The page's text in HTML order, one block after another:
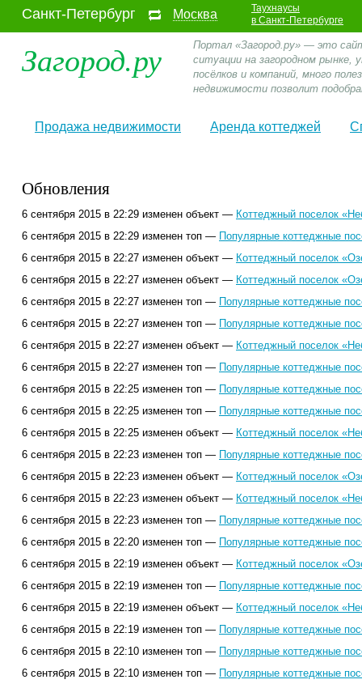
Санкт-Петербург Москва
Таухнаусы
в Санкт-Петербурге
Загород.ру
Портал «Загород.ру» — это
ситуации на загородном
посёлков и компаний, много
недвижимости позволит
Продажа недвижимости Аренда коттеджей
Обновления
6 сентября 2015 в 22:29 изменен объект — Коттеджный поселок
6 сентября 2015 в 22:29 изменен топ — Популярные коттеджные
6 сентября 2015 в 22:27 изменен объект — Коттеджный поселок
6 сентября 2015 в 22:27 изменен объект — Коттеджный поселок
6 сентября 2015 в 22:27 изменен топ — Популярные коттеджные
6 сентября 2015 в 22:27 изменен топ — Популярные коттеджные
6 сентября 2015 в 22:27 изменен объект — Коттеджный поселок
6 сентября 2015 в 22:27 изменен топ — Популярные коттеджные
6 сентября 2015 в 22:25 изменен топ — Популярные коттеджные
6 сентября 2015 в 22:25 изменен топ — Популярные коттеджные
6 сентября 2015 в 22:25 изменен объект — Коттеджный поселок
6 сентября 2015 в 22:23 изменен топ — Популярные коттеджные
6 сентября 2015 в 22:23 изменен объект — Коттеджный поселок
6 сентября 2015 в 22:23 изменен объект — Коттеджный поселок
6 сентября 2015 в 22:23 изменен топ — Популярные коттеджные
6 сентября 2015 в 22:20 изменен топ — Популярные коттеджные
6 сентября 2015 в 22:19 изменен объект — Коттеджный поселок
6 сентября 2015 в 22:19 изменен топ — Популярные коттеджные
6 сентября 2015 в 22:19 изменен объект — Коттеджный поселок
6 сентября 2015 в 22:19 изменен топ — Популярные коттеджные
6 сентября 2015 в 22:10 изменен топ — Популярные коттеджные
6 сентября 2015 в 22:10 изменен топ — Популярные коттеджные